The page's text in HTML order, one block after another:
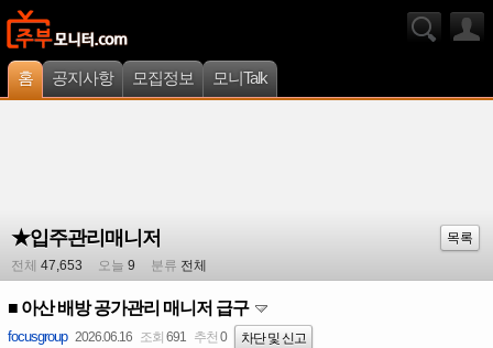
홈 공지사항 모집정보 모니Talk
★입주관리매니저
목록
전체 47,653 오늘 9 분류 전체
■ 아산 배방 공가관리 매니저 급구
focusgroup 2026.06.16 조회 691 추천 0 차단 및 신고